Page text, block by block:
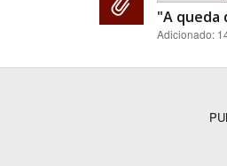
"A queda
Adicionado: